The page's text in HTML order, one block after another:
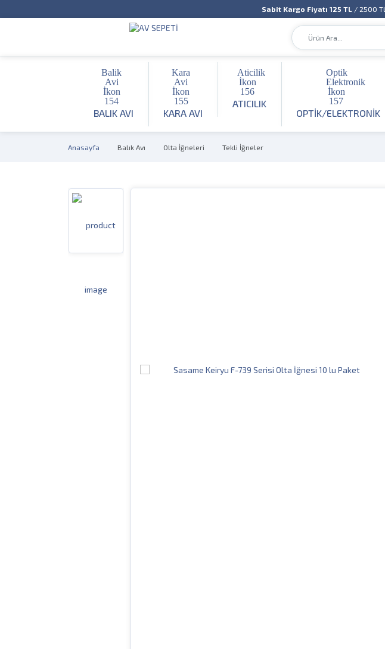
Sabit Kargo Fiyatı 125 TL / 2500
BALIK AVI KARA AVI
ATICILIK
OPTIK/ELEKTRONIK
Anasayfa Balık Avı Olta İğneleri Tekli İğneler